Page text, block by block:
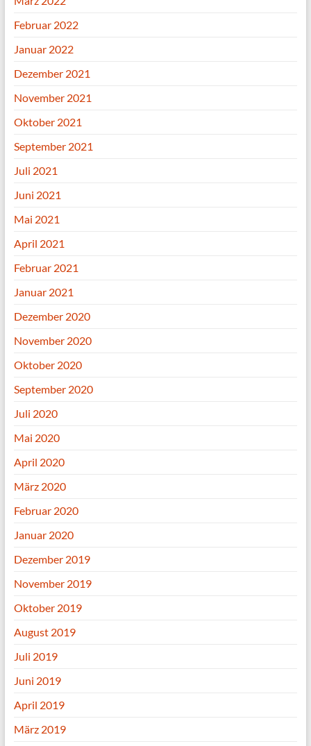
Februar 2022
Januar 2022
Dezember 2021
November 2021
Oktober 2021
September 2021
Juli 2021
Juni 2021
Mai 2021
April 2021
Februar 2021
Januar 2021
Dezember 2020
November 2020
Oktober 2020
September 2020
Juli 2020
Mai 2020
April 2020
März 2020
Februar 2020
Januar 2020
Dezember 2019
November 2019
Oktober 2019
August 2019
Juli 2019
Juni 2019
April 2019
März 2019